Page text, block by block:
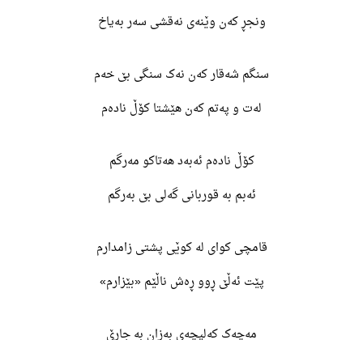
ونجڕ کەن وێنەی نەقشی سەر بەیاخ
سنگم شەقار کەن نەک سنگی بێ خەم
لەت و پەتم کەن هێشتا کۆڵ نادەم
کۆڵ نادەم ئەبەد هەتاکو مەرگم
ئەبم بە قوربانی گەلی بێ بەرگم
قامچی کوای لە کوێی پشتی زامدارم
پێت ئەڵێ ڕوو ڕەش ناڵێم «بێزارم»
مەچەک کەلپچەی بەزان بە جارێ